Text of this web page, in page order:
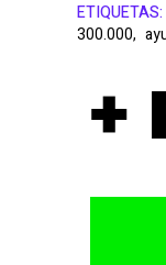
ETIQUETAS:
300.000,